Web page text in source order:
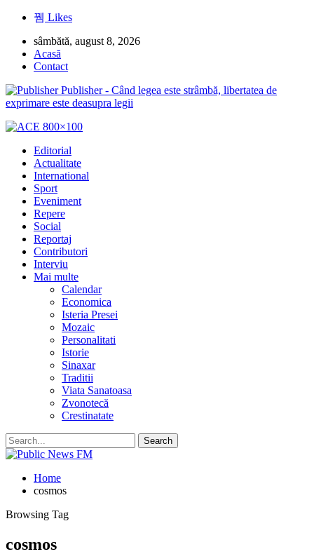
Likes
sâmbătă, august 8, 2026
Acasă
Contact
Publisher - Când legea este strâmbă, libertatea de
exprimare este deasupra legii
Editorial
Actualitate
International
Sport
Eveniment
Repere
Social
Reportaj
Contributori
Interviu
Mai multe
Calendar
Economica
Isteria Presei
Mozaic
Personalitati
Istorie
Sinaxar
Traditii
Viata Sanatoasa
Zvonotecă
Crestinatate
Home
cosmos
Browsing Tag
cosmos